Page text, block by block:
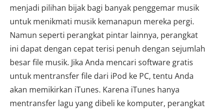
menjadi pilihan bijak bagi banyak penggemar musik
untuk menikmati musik kemanapun mereka pergi.
Namun seperti perangkat pintar lainnya, perangkat
ini dapat dengan cepat terisi penuh dengan sejumlah
besar file musik. Jika Anda mencari software gratis
untuk mentransfer file dari iPod ke PC, tentu Anda
akan memikirkan iTunes. Karena iTunes hanya
mentransfer lagu yang dibeli ke komputer, perangkat